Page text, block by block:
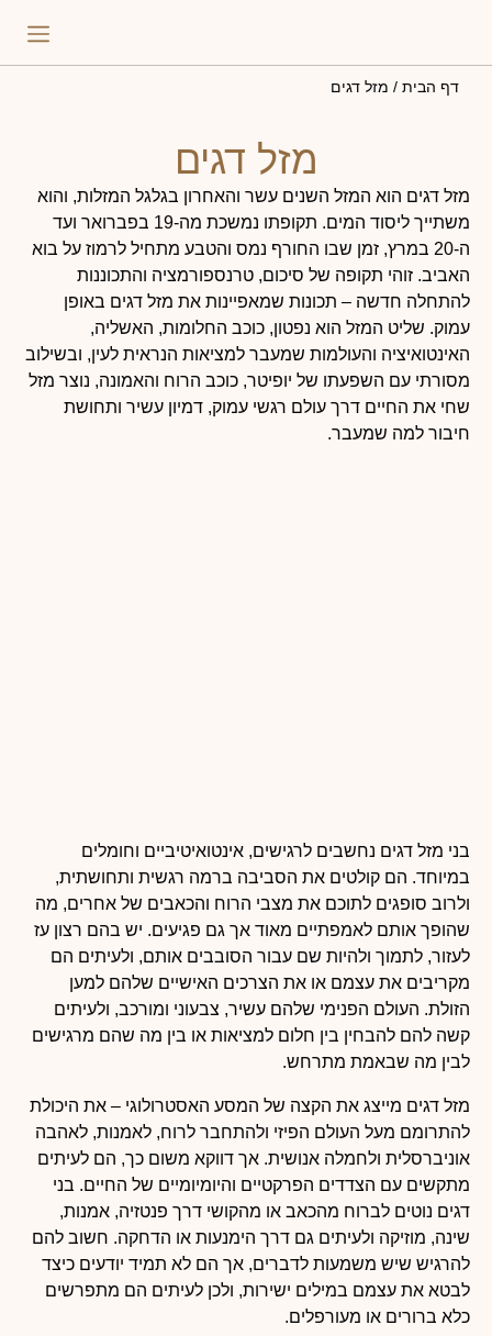
דף הבית / מזל דגים
מזל דגים
מזל דגים הוא המזל השנים עשר והאחרון בגלגל המזלות, והוא
משתייך ליסוד המים. תקופתו נמשכת מה-19 בפברואר ועד
ה-20 במרץ, זמן שבו החורף נמס והטבע מתחיל לרמוז על בוא
האביב. זוהי תקופה של סיכום, טרנספורמציה והתכוננות
להתחלה חדשה – תכונות שמאפיינות את מזל דגים באופן
עמוק. שליט המזל הוא נפטון, כוכב החלומות, האשליה,
האינטואיציה והעולמות שמעבר למציאות הנראית לעין, ובשילוב
מסורתי עם השפעתו של יופיטר, כוכב הרוח והאמונה, נוצר מזל
שחי את החיים דרך עולם רגשי עמוק, דמיון עשיר ותחושת
חיבור למה שמעבר.
בני מזל דגים נחשבים לרגישים, אינטואיטיביים וחומלים
במיוחד. הם קולטים את הסביבה ברמה רגשית ותחושתית,
ולרוב סופגים לתוכם את מצבי הרוח והכאבים של אחרים, מה
שהופך אותם לאמפתיים מאוד אך גם פגיעים. יש בהם רצון עז
לעזור, לתמוך ולהיות שם עבור הסובבים אותם, ולעיתים הם
מקריבים את עצמם או את הצרכים האישיים שלהם למען
הזולת. העולם הפנימי שלהם עשיר, צבעוני ומורכב, ולעיתים
קשה להם להבחין בין חלום למציאות או בין מה שהם מרגישים
לבין מה שבאמת מתרחש.
מזל דגים מייצג את הקצה של המסע האסטרולוגי – את היכולת
להתרומם מעל העולם הפיזי ולהתחבר לרוח, לאמנות, לאהבה
אוניברסלית ולחמלה אנושית. אך דווקא משום כך, הם לעיתים
מתקשים עם הצדדים הפרקטיים והיומיומיים של החיים. בני
דגים נוטים לברוח מהכאב או מהקושי דרך פנטזיה, אמנות,
שינה, מוזיקה ולעיתים גם דרך הימנעות או הדחקה. חשוב להם
להרגיש שיש משמעות לדברים, אך הם לא תמיד יודעים כיצד
לבטא את עצמם במילים ישירות, ולכן לעיתים הם מתפרשים
כלא ברורים או מעורפלים.